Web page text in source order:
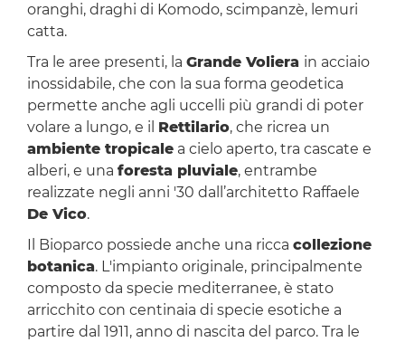
oranghi, draghi di Komodo, scimpanzè, lemuri
catta.
Tra le aree presenti, la Grande Voliera in acciaio
inossidabile, che con la sua forma geodetica
permette anche agli uccelli più grandi di poter
volare a lungo, e il Rettilario, che ricrea un
ambiente tropicalea cielo aperto, tra cascate e
alberi, e una foresta pluviale, entrambe
realizzate negli anni '30 dall’architetto Raffaele
De Vico.
Il Bioparco possiede anche una ricca collezione
botanica. L'impianto originale, principalmente
composto da specie mediterranee, è stato
arricchito con centinaia di specie esotiche a
partire dal 1911, anno di nascita del parco. Tra le